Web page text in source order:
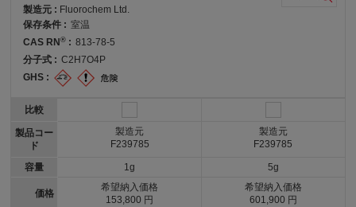
製造元 : Fluorochem Ltd.
保存条件 : 室温
CAS RN® : 813-78-5
分子式 : C2H7O4P
GHS :
比較
製品コー
ド
容量
価格
製造元
F239785
1g
希望納入価格
153,800 円
製造元
F239785
5g
希望納入価格
601,900 円